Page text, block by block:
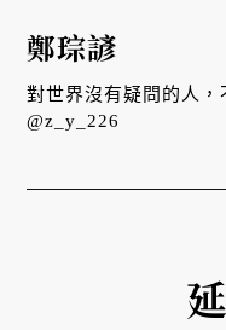
鄭琮諺
對世界沒有疑問的人，
@z_y_226